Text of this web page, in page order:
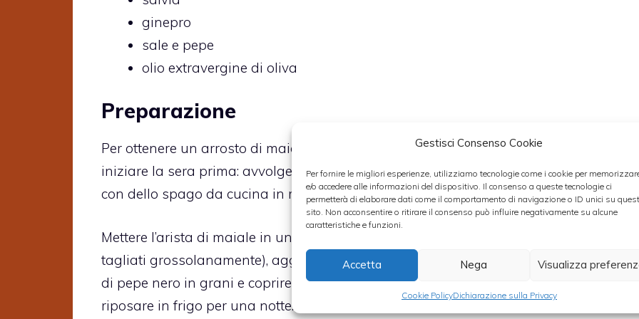
Gestisci Consenso Cookie
Per fornire le migliori esperienze, utilizziamo tecnologie come i cookie per
e/o accedere alle informazioni del dispositivo. Il consenso a queste tecnologie ci
permetterà di elaborare dati come il comportamento di navigazione o ID unici su
sito. Non acconsentire o ritirare il consenso può influire negativamente su alcune
caratteristiche e funzioni.
Accetta Nega Visualizza
Cookie PolicyDichiarazione sulla Privacy
ginepro
sale e pepe
olio extravergine di oliva
Preparazione
Per ottenere un arrosto di maiale saporito e tenero, la preparazione del piatto deve
iniziare la sera prima: avvolgete l’arrosto con le fette di pancetta e poi legate il tutto
con dello spago da cucina in modo che la pancetta rimanga ben ferma.
Mettere l’arista di maiale in un contenitore con gli odori (cipolla, carota e sedano
tagliati grossolanamente), aggiungere tutta la birra, il ginepro, il rismarino e un po’
di pepe nero in grani e coprire il tutto con un coperchio o con della pellicola. Lasciare
riposare in frigo per una notte.